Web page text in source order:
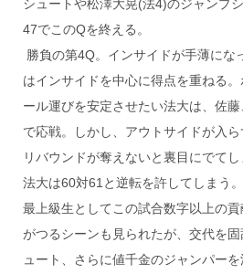
シュートや松澤大晃(法4)のジャンプ
47でこのQを終える。
勝負の第4Q。インサイドが手薄にな
はインサイドを中心に得点を重ねる
ール運びを安定させたい法大は、佐
で応戦。しかし、アウトサイドが入
リバウンドが奪えないと裏目にでて
法大は60対61と逆転を許してしまう
最上級生としてこの試合数字以上の
がつるシーンも見られたが、交代を
ュート、さらに値千金のジャンパー